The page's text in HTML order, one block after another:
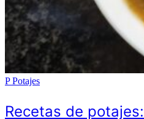
P Potajes
Recetas de